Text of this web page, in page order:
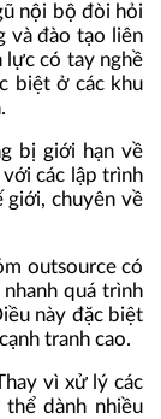
nội bộ đòi hỏi
và đào tạo liên
lực có tay nghề
biệt ở các khu
bị giới hạn về
các lập trình
giới, chuyên về
outsource có
quá trình
này đặc biệt
tranh cao.
vì xử lý các
dành nhiều